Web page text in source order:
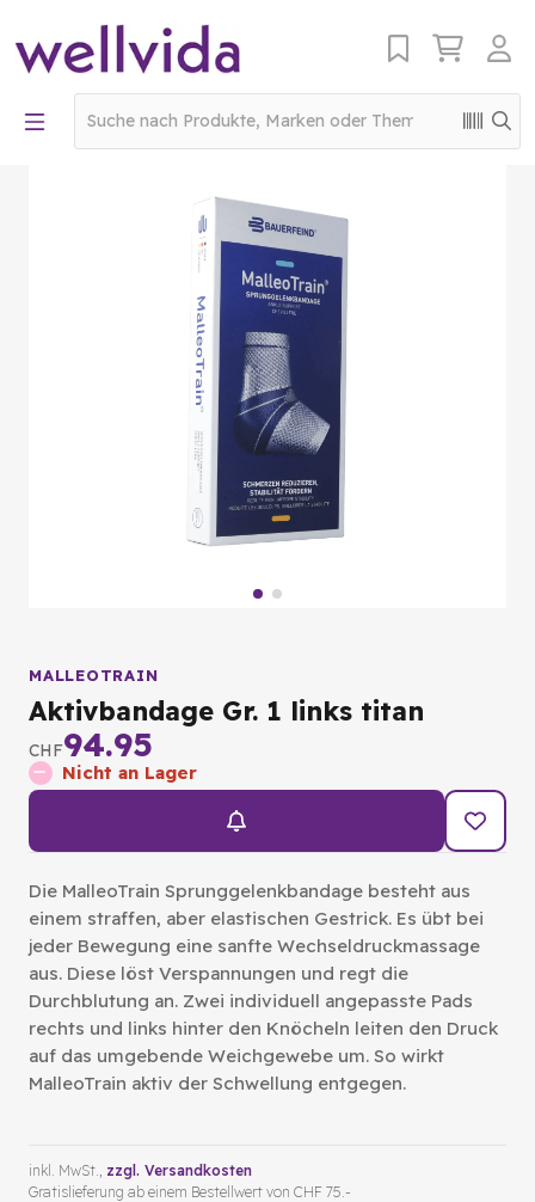
MALLEOTRAIN
Aktivbandage Gr. 1 links titan
CHF94.95
Nicht an Lager
Die MalleoTrain Sprunggelenkbandage besteht aus
einem straffen, aber elastischen Gestrick. Es übt bei
jeder Bewegung eine sanfte Wechseldruckmassage
aus. Diese löst Verspannungen und regt die
Durchblutung an. Zwei individuell angepasste Pads
rechts und links hinter den Knöcheln leiten den Druck
auf das umgebende Weichgewebe um. So wirkt
MalleoTrain aktiv der Schwellung entgegen.
inkl. MwSt., zzgl. Versandkosten
Gratislieferung ab einem Bestellwert von CHF 75.-